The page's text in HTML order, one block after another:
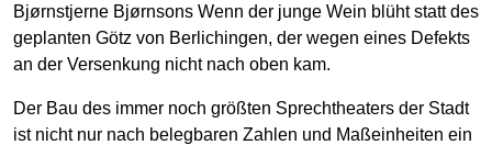
Bjørnstjerne Bjørnsons Wenn der junge Wein blüht statt des
geplanten Götz von Berlichingen, der wegen eines Defekts
an der Versenkung nicht nach oben kam.
Der Bau des immer noch größten Sprechtheaters der Stadt
ist nicht nur nach belegbaren Zahlen und Maßeinheiten ein